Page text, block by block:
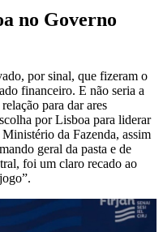
no Governo
por sinal, que fizeram o
financeiro. E não seria a
para dar ares
por Lisboa para liderar
da Fazenda, assim
geral da pasta e de
foi um claro recado ao